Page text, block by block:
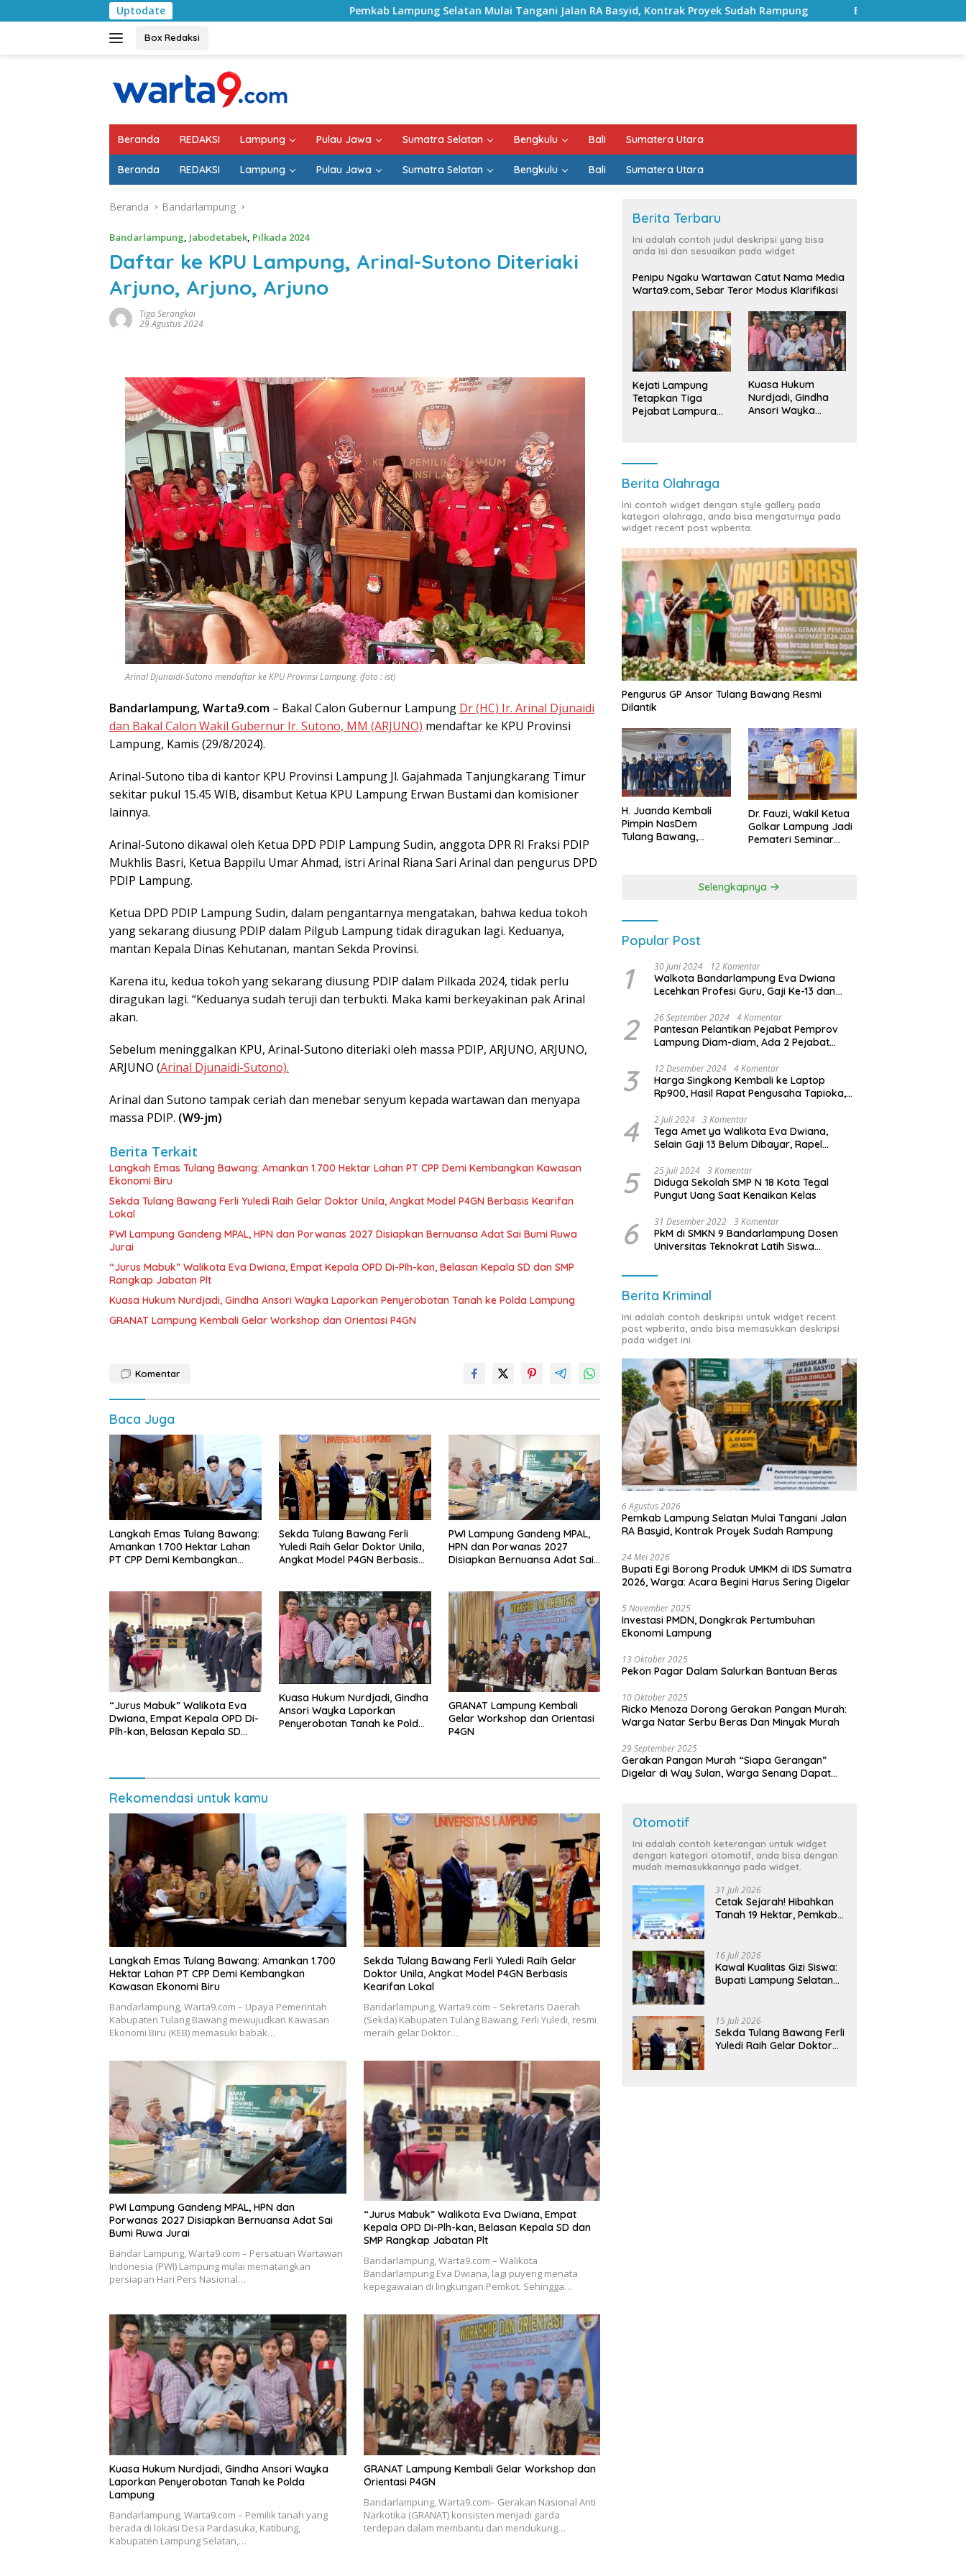
ke
Uptodate Pemkab Lampung Selatan Mulai Tangani Jalan RA Basyid, Kontrak Proyek Sudah Rampung Bulan Kemerdekaan, Bupati Lampung
Box Redaksi
Beranda REDAKSI Lampung Pulau Jawa Sumatra Selatan Bengkulu Bali Sumatera Utara
Beranda REDAKSI Lampung Pulau Jawa Sumatra Selatan Bengkulu Bali Sumatera Utara
Beranda Bandarlampung
Bandarlampung, Jabodetabek, Pilkada 2024
Daftar ke KPU Lampung, Arinal-Sutono Diteriaki
Arjuno, Arjuno, Arjuno
Tiga Serangkai
29 Agustus 2024
Arinal Djunaidi-Sutono mendaftar ke KPU Provinsi Lampung. (foto : ist)
Bandarlampung, Warta9.com – Bakal Calon Gubernur Lampung Dr (HC) Ir. Arinal Djunaidi
dan Bakal Calon Wakil Gubernur Ir. Sutono, MM (ARJUNO) mendaftar ke KPU Provinsi
Lampung, Kamis (29/8/2024).
Arinal-Sutono tiba di kantor KPU Provinsi Lampung Jl. Gajahmada Tanjungkarang Timur
sekitar pukul 15.45 WIB, disambut Ketua KPU Lampung Erwan Bustami dan komisioner
lainnya.
Arinal-Sutono dikawal oleh Ketua DPD PDIP Lampung Sudin, anggota DPR RI Fraksi PDIP
Mukhlis Basri, Ketua Bappilu Umar Ahmad, istri Arinal Riana Sari Arinal dan pengurus DPD
PDIP Lampung.
Ketua DPD PDIP Lampung Sudin, dalam pengantarnya mengatakan, bahwa kedua tokoh
yang sekarang diusung PDIP dalam Pilgub Lampung tidak diragukan lagi. Keduanya,
mantan Kepala Dinas Kehutanan, mantan Sekda Provinsi.
Karena itu, kedua tokoh yang sekarang diusung PDIP dalam Pilkada 2024, tidak perlu
diragukan lagi. “Keduanya sudah teruji dan terbukti. Maka kami berkeyakinan pak Arinal
akan.
Sebelum meninggalkan KPU, Arinal-Sutono diteriaki oleh massa PDIP, ARJUNO, ARJUNO,
ARJUNO (Arinal Djunaidi-Sutono).
Arinal dan Sutono tampak ceriah dan menebar senyum kepada wartawan dan menyapa
massa PDIP. (W9-jm)
Berita Terkait
Langkah Emas Tulang Bawang: Amankan 1.700 Hektar Lahan PT CPP Demi Kembangkan Kawasan
Ekonomi Biru
Sekda Tulang Bawang Ferli Yuledi Raih Gelar Doktor Unila, Angkat Model P4GN Berbasis Kearifan
Lokal
PWI Lampung Gandeng MPAL, HPN dan Porwanas 2027 Disiapkan Bernuansa Adat Sai Bumi Ruwa
Jurai
“Jurus Mabuk” Walikota Eva Dwiana, Empat Kepala OPD Di-Plh-kan, Belasan Kepala SD dan SMP
Rangkap Jabatan Plt
Kuasa Hukum Nurdjadi, Gindha Ansori Wayka Laporkan Penyerobotan Tanah ke Polda Lampung
GRANAT Lampung Kembali Gelar Workshop dan Orientasi P4GN
Komentar
Baca Juga
Langkah Emas Tulang Bawang:
Amankan 1.700 Hektar Lahan
PT CPP Demi Kembangkan
Sekda Tulang Bawang Ferli
Yuledi Raih Gelar Doktor Unila,
Angkat Model P4GN Berbasis
PWI Lampung Gandeng MPAL,
HPN dan Porwanas 2027
Disiapkan Bernuansa Adat Sai
“Jurus Mabuk” Walikota Eva
Dwiana, Empat Kepala OPD Di-
Plh-kan, Belasan Kepala SD
Kuasa Hukum Nurdjadi, Gindha
Ansori Wayka Laporkan
Penyerobotan Tanah ke Polda
GRANAT Lampung Kembali
Gelar Workshop dan Orientasi
P4GN
Rekomendasi untuk kamu
Langkah Emas Tulang Bawang: Amankan 1.700
Hektar Lahan PT CPP Demi Kembangkan
Kawasan Ekonomi Biru
Bandarlampung, Warta9.com – Upaya Pemerintah
Kabupaten Tulang Bawang mewujudkan Kawasan
Ekonomi Biru (KEB) memasuki babak…
Sekda Tulang Bawang Ferli Yuledi Raih Gelar
Doktor Unila, Angkat Model P4GN Berbasis
Kearifan Lokal
Bandarlampung, Warta9.com – Sekretaris Daerah
(Sekda) Kabupaten Tulang Bawang, Ferli Yuledi, resmi
meraih gelar Doktor…
PWI Lampung Gandeng MPAL, HPN dan
Porwanas 2027 Disiapkan Bernuansa Adat Sai
Bumi Ruwa Jurai
Bandar Lampung, Warta9.com – Persatuan Wartawan
Indonesia (PWI) Lampung mulai mematangkan
persiapan Hari Pers Nasional…
“Jurus Mabuk” Walikota Eva Dwiana, Empat
Kepala OPD Di-Plh-kan, Belasan Kepala SD dan
SMP Rangkap Jabatan Plt
Bandarlampung, Warta9.com – Walikota
Bandarlampung Eva Dwiana, lagi puyeng menata
kepegawaian di lingkungan Pemkot. Sehingga…
Kuasa Hukum Nurdjadi, Gindha Ansori Wayka
Laporkan Penyerobotan Tanah ke Polda
Lampung
Bandarlampung, Warta9.com – Pemilik tanah yang
berada di lokasi Desa Pardasuka, Katibung,
Kabupaten Lampung Selatan,…
GRANAT Lampung Kembali Gelar Workshop dan
Orientasi P4GN
Bandarlampung, Warta9.com– Gerakan Nasional Anti
Narkotika (GRANAT) konsisten menjadi garda
terdepan dalam membantu dan mendukung…
Berita Terbaru
Ini adalah contoh judul deskripsi yang bisa
anda isi dan sesuaikan pada widget
Penipu Ngaku Wartawan Catut Nama Media
Warta9.com, Sebar Teror Modus Klarifikasi
Kejati Lampung
Tetapkan Tiga
Pejabat Lampura
Kuasa Hukum
Nurdjadi, Gindha
Ansori Wayka
Berita Olahraga
Ini contoh widget dengan style gallery pada
kategori olahraga, anda bisa mengaturnya pada
widget recent post wpberita.
Pengurus GP Ansor Tulang Bawang Resmi
Dilantik
H. Juanda Kembali
Pimpin NasDem
Tulang Bawang,
Dr. Fauzi, Wakil Ketua
Golkar Lampung Jadi
Pemateri Seminar
Kebangsaan
Selengkapnya
Popular Post
1 30 Juni 2024 12 Komentar
Walkota Bandarlampung Eva Dwiana
Lecehkan Profesi Guru, Gaji Ke-13 dan
2 26 September 2024 4 Komentar
Pantesan Pelantikan Pejabat Pemprov
Lampung Diam-diam, Ada 2 Pejabat
3 12 Desember 2024 4 Komentar
Harga Singkong Kembali ke Laptop
Rp900, Hasil Rapat Pengusaha Tapioka,
Lampung
4 2 Juli 2024 3 Komentar
Tega Amet ya Walikota Eva Dwiana,
Selain Gaji 13 Belum Dibayar, Rapel
Dibayar
5 25 Juli 2024 3 Komentar
Diduga Sekolah SMP N 18 Kota Tegal
Pungut Uang Saat Kenaikan Kelas
6 31 Desember 2022 3 Komentar
PkM di SMKN 9 Bandarlampung Dosen
Universitas Teknokrat Latih Siswa
Berita Kriminal
Ini adalah contoh deskripsi untuk widget recent
post wpberita, anda bisa memasukkan deskripsi
pada widget ini.
6 Agustus 2026
Pemkab Lampung Selatan Mulai Tangani Jalan
RA Basyid, Kontrak Proyek Sudah Rampung
24 Mei 2026
Bupati Egi Borong Produk UMKM di IDS Sumatra
2026, Warga: Acara Begini Harus Sering Digelar
5 November 2025
Investasi PMDN, Dongkrak Pertumbuhan
Ekonomi Lampung
13 Oktober 2025
Pekon Pagar Dalam Salurkan Bantuan Beras
10 Oktober 2025
Ricko Menoza Dorong Gerakan Pangan Murah:
Warga Natar Serbu Beras Dan Minyak Murah
29 September 2025
Gerakan Pangan Murah “Siapa Gerangan”
Digelar di Way Sulan, Warga Senang Dapat
Otomotif
Ini adalah contoh keterangan untuk widget
dengan kategori otomotif, anda bisa dengan
mudah memasukkannya pada widget.
31 Juli 2026
Cetak Sejarah! Hibahkan
Tanah 19 Hektar, Pemkab
Terintegrasi Pertama di
Lampung
16 Juli 2026
Kawal Kualitas Gizi Siswa:
Bupati Lampung Selatan
Bergizi Gratis di Natar
15 Juli 2026
Sekda Tulang Bawang Ferli
Yuledi Raih Gelar Doktor